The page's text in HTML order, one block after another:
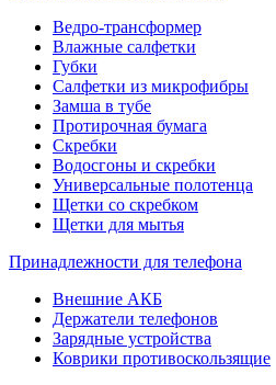
Ведро-трансформер
Влажные салфетки
Губки
Салфетки из микрофибры
Замша в тубе
Протирочная бумага
Скребки
Водосгоны и скребки
Универсальные полотенца
Щетки со скребком
Щетки для мытья
Принадлежности для телефона
Внешние АКБ
Держатели телефонов
Зарядные устройства
Коврики противоскользящие